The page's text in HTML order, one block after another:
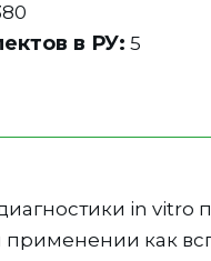
в РУ: 5
in vitro
как